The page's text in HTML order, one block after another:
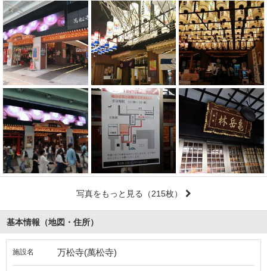
写真をもっと見る （215枚）
基本情報（地図・住所）
施設名 万松寺(萬松寺)